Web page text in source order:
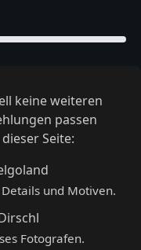
keine weiteren
passen
Seite:
und Motiven.
Fotografen.